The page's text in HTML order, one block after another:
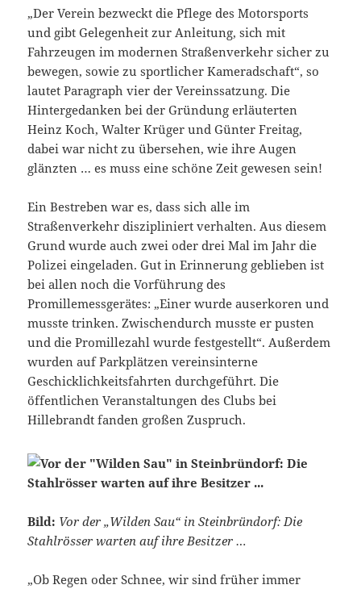
„Der Verein bezweckt die Pflege des Motorsports
und gibt Gelegenheit zur Anleitung, sich mit
Fahrzeugen im modernen Straßenverkehr sicher zu
bewegen, sowie zu sportlicher Kameradschaft“, so
lautet Paragraph vier der Vereinssatzung. Die
Hintergedanken bei der Gründung erläuterten
Heinz Koch, Walter Krüger und Günter Freitag,
dabei war nicht zu übersehen, wie ihre Augen
glänzten … es muss eine schöne Zeit gewesen sein!
Ein Bestreben war es, dass sich alle im
Straßenverkehr diszipliniert verhalten. Aus diesem
Grund wurde auch zwei oder drei Mal im Jahr die
Polizei eingeladen. Gut in Erinnerung geblieben ist
bei allen noch die Vorführung des
Promillemessgerätes: „Einer wurde auserkoren und
musste trinken. Zwischendurch musste er pusten
und die Promillezahl wurde festgestellt“. Außerdem
wurden auf Parkplätzen vereinsinterne
Geschicklichkeitsfahrten durchgeführt. Die
öffentlichen Veranstaltungen des Clubs bei
Hillebrandt fanden großen Zuspruch.
Bild: Vor der „Wilden Sau“ in Steinbründorf: Die
Stahlrösser warten auf ihre Besitzer …
„Ob Regen oder Schnee, wir sind früher immer